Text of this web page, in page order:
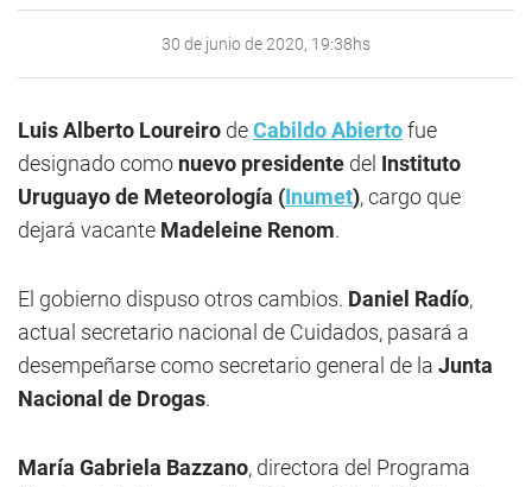
30 de junio de 2020, 19:38hs
Luis Alberto Loureiro deCabildo Abiertofue
designado como nuevo presidente del Instituto
Uruguayo de Meteorología (Inumet), cargo que
dejará vacante Madeleine Renom.
El gobierno dispuso otros cambios. Daniel Radío,
actual secretario nacional de Cuidados, pasará a
desempeñarse como secretario general de la Junta
Nacional de Drogas.
María Gabriela Bazzano, directora del Programa